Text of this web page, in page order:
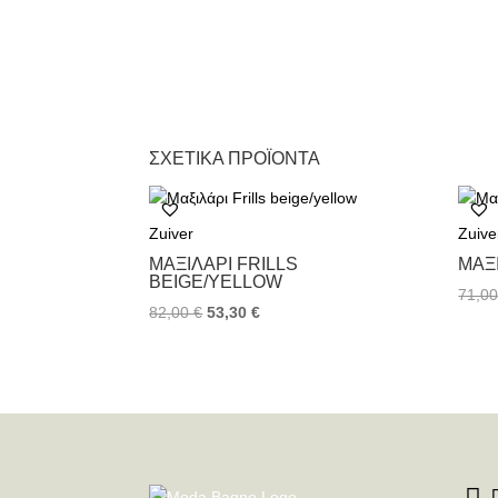
ΣΧΕΤΙΚΆ ΠΡΟΪΌΝΤΑ
Zuiver
ΜΑΞΙΛΆΡΙ FRILLS
BEIGE/YELLOW
82,00€ 53,30€